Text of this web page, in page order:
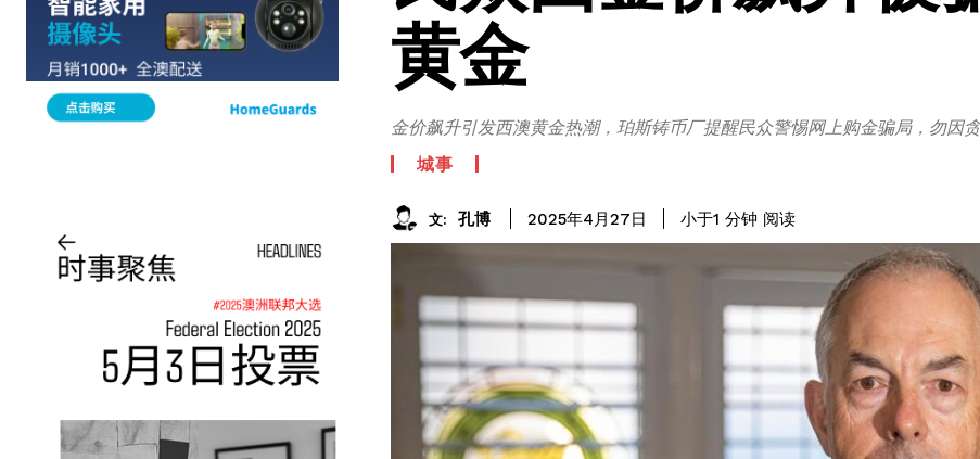
黄金
金价飙升引发西澳黄金热潮，珀斯铸币厂提醒民众警惕网上购金骗局，勿因贪
城事
文: 孔博 2025年4月27日 小于1 分钟 阅读